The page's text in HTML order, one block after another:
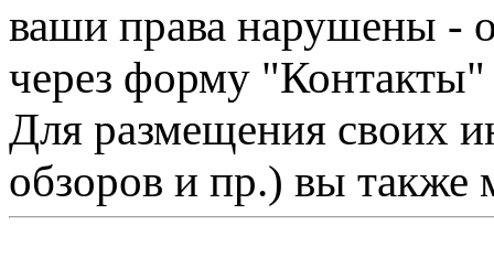
ваши права нарушены -
через форму "Контакты"
Для размещения своих
обзоров и пр.) вы также